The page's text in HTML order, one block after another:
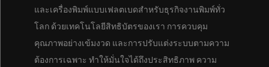
และเครื่องพิมพ์แบบเฟลตเบดสำหรับธุรกิจงานพิมพ์ทั่ว
โลก ด้วยเทคโนโลยีสิทธิบัตรของเรา การควบคุม
คุณภาพอย่างเข้มงวด และการปรับแต่งระบบตามความ
ต้องการเฉพาะ ทำให้มั่นใจได้ถึงประสิทธิภาพ ความ